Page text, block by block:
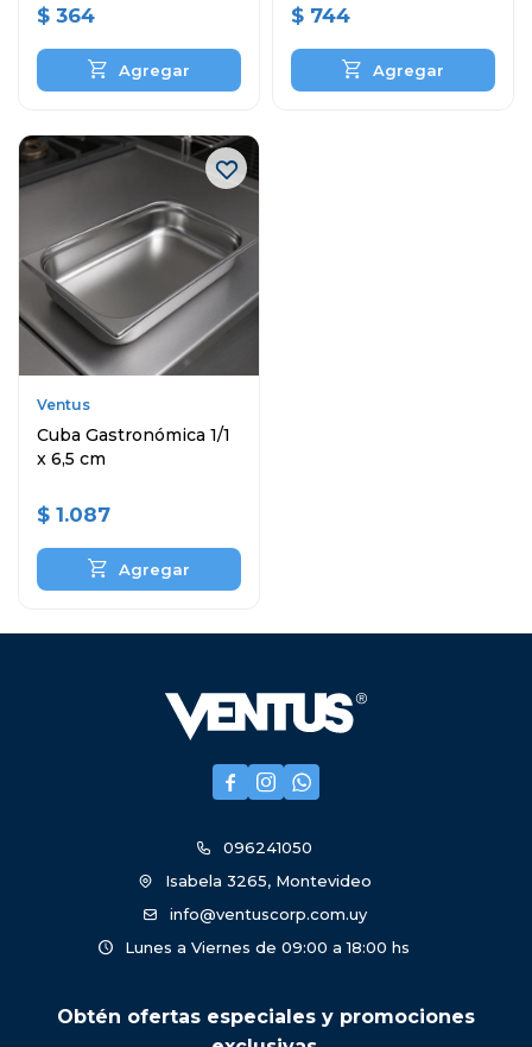
$ 364 $ 744
Ventus
Cuba Gastronómica 1/1
x 6,5 cm
$ 1.087
  
096241050
Isabela 3265, Montevideo
info@ventuscorp.com.uy
Lunes a Viernes de 09:00 a 18:00 hs
Obtén ofertas especiales y promociones